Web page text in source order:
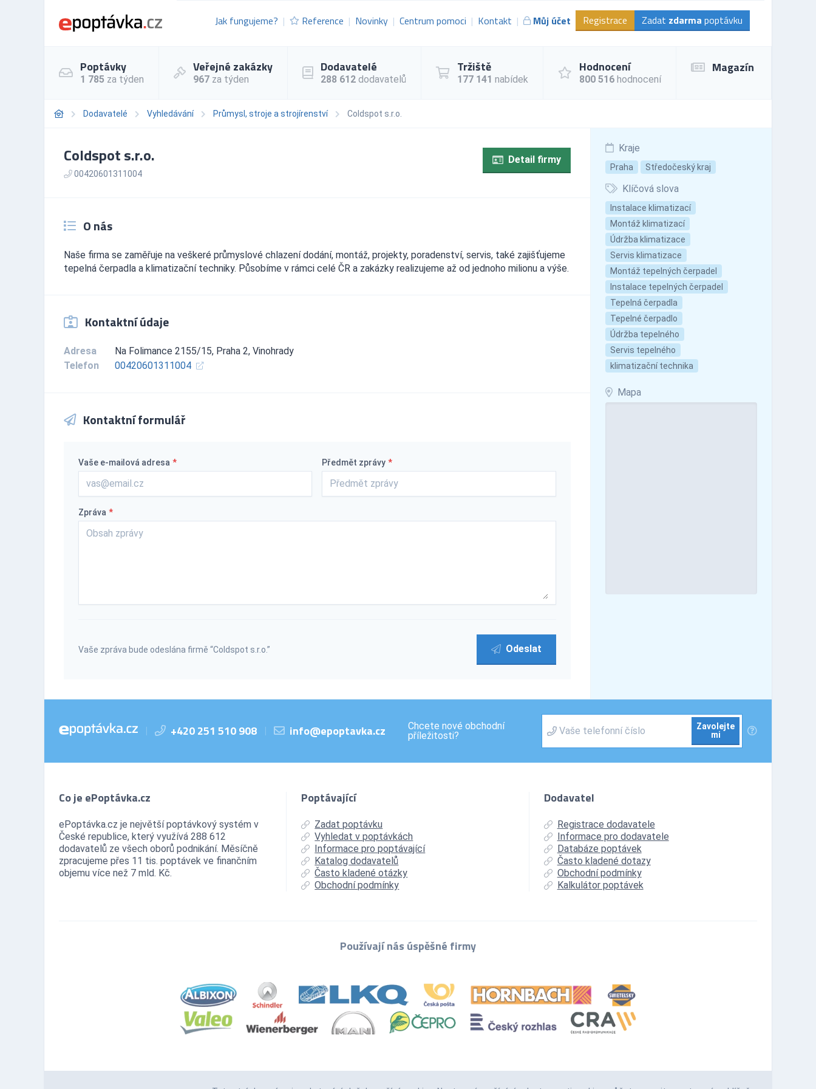
Jak fungujeme? Reference Novinky Centrum pomoci Kontakt Můj účet Registrace Zadat zdarma poptávku
Poptávky
1 785 za týden
Veřejné zakázky
967 za týden
Dodavatelé
288 612 dodavatelů
Tržiště
177 141 nabídek
Hodnocení
800 516 hodnocení
Magazín
Dodavatelé Vyhledávání Průmysl, stroje a strojírenství Coldspot s.r.o.
Kraje
Praha Středočeský kraj
Klíčová slova
Instalace klimatizací
Montáž klimatizací
Údržba klimatizace
Servis klimatizace
Montáž tepelných čerpadel
Instalace tepelných čerpadel
Tepelná čerpadla
Tepelné čerpadlo
Údržba tepelného
Servis tepelného
klimatizační technika
Mapa
Coldspot s.r.o.
00420601311004
Detail firmy
O nás
Naše firma se zaměřuje na veškeré průmyslové chlazení dodání, montáž, projekty, poradenství, servis, také zajišťujeme
tepelná čerpadla a klimatizační techniky. Působíme v rámci celé ČR a zakázky realizujeme až od jednoho milionu a výše.
Kontaktní údaje
Adresa
Na Folimance 2155/15, Praha 2, Vinohrady
Telefon
00420601311004
Kontaktní formulář
Vaše e-mailová adresa * Předmět zprávy *
Zpráva *
Vaše zpráva bude odeslána firmě “Coldspot s.r.o.” Odeslat
| +420 251 510 908 | info@epoptavka.cz
Chcete nové obchodní
příležitosti?
Zavolejte
mi
Co je ePoptávka.cz
ePoptávka.cz je největší poptávkový systém v
České republice, který využívá 288 612
dodavatelů ze všech oborů podnikání. Měsíčně
zpracujeme přes 11 tis. poptávek ve finančním
objemu více než 7 mld. Kč.
Poptávající
Zadat poptávku
Vyhledat v poptávkách
Informace pro poptávající
Katalog dodavatelů
Často kladené otázky
Obchodní podmínky
Dodavatel
Registrace dodavatele
Informace pro dodavatele
Databáze poptávek
Často kladené dotazy
Obchodní podmínky
Kalkulátor poptávek
Používají nás úspěšné firmy